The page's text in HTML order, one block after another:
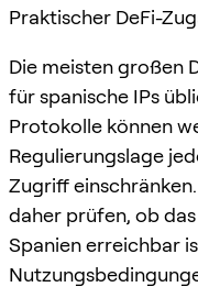
Praktischer DeFi-
Die meisten großen
für spanische IPs
Protokolle können
Regulierungslage
Zugriff
daher prüfen, ob
Spanien erreichbar